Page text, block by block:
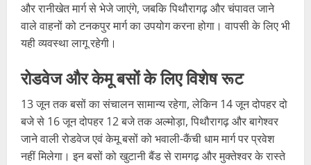
और रानीखेत मार्ग से भेजे जाएंगे, जबकि पिथौरागढ़ और चंपावत जाने
वाले वाहनों को टनकपुर मार्ग का उपयोग करना होगा। वापसी के लिए भी
यही व्यवस्था लागू रहेगी।
रोडवेज और केमू बसों के लिए विशेष रूट
13 जून तक बसों का संचालन सामान्य रहेगा, लेकिन 14 जून दोपहर दो
बजे से 16 जून दोपहर 12 बजे तक अल्मोड़ा, पिथौरागढ़ और बागेश्वर
जाने वाली रोडवेज एवं केमू बसों को भवाली-कैंची धाम मार्ग पर प्रवेश
नहीं मिलेगा। इन बसों को खुटानी बैंड से रामगढ़ और मुक्तेश्वर के रास्ते